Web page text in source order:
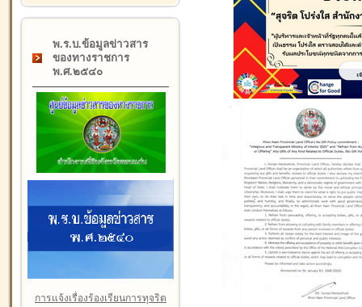
พ.ร.บ.ข้อมูลข่าวสาร
ของทางราชการ
พ.ศ.๒๕๔๐
การแจ้งเรื่องร้องเรียนการทุจริต